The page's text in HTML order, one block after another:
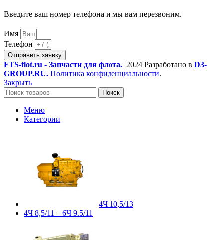
Введите ваш номер телефона и мы вам перезвоним.
Имя
Телефон
Отправить заявку
FTS-flot.ru - Запчасти для флота. 2024 Разработано в D3-
GROUP.RU. Политика конфиденциальности.
Закрыть
Поиск
Меню
Категории
4Ч 10,5/13
4Ч 8,5/11 – 6Ч 9.5/11